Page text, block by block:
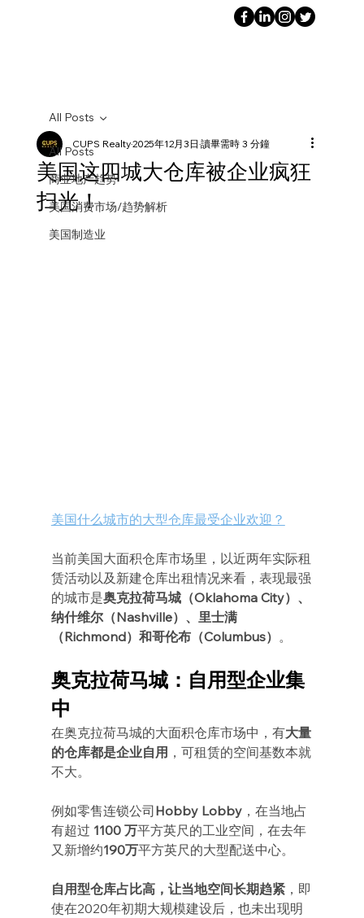
All Posts
商业地产趋势
美国消费市场/趋势解析
美国制造业
All Posts
美国这四城大仓库被企业疯狂
扫光！
CUPS Realty2025年12月3日 讀畢需時 3 分鐘
美国什么城市的大型仓库最受企业欢迎？
当前美国大面积仓库市场里，以近两年实际租
赁活动以及新建仓库出租情况来看，表现最强
的城市是奥克拉荷马城（Oklahoma City）、
纳什维尔（Nashville）、里士满
（Richmond）和哥伦布（Columbus） 。
奥克拉荷马城：自用型企业集
中
在奥克拉荷马城的大面积仓库市场中，有大量
的仓库都是企业自用 ，可租赁的空间基数本就
不大。
例如零售连锁公司Hobby Lobby，在当地占
有超过 1100 万平方英尺的工业空间，在去年
又新增约190万平方英尺的大型配送中心。
自用型仓库占比高，让当地空间长期趋紧，即
使在2020年初期大规模建设后，也未出现明